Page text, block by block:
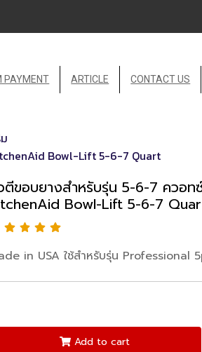
PAYMENT ARTICLE CONTACT US
Bowl-Lift 5-6-7 Quart
ตีขอบยางสำหรับรุ่น 5-6-7 ควอ
Bowl-Lift 5-6-7
in USA ใช้สำหรับรุ่น
Add to cart